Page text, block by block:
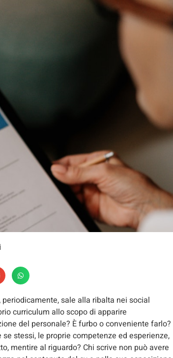
sale alla ribalta nei social
curriculum allo scopo di apparire
del personale? È furbo o conveniente farlo?
stessi, le proprie competenze ed esperienze,
mentire al riguardo? Chi scrive non può avere